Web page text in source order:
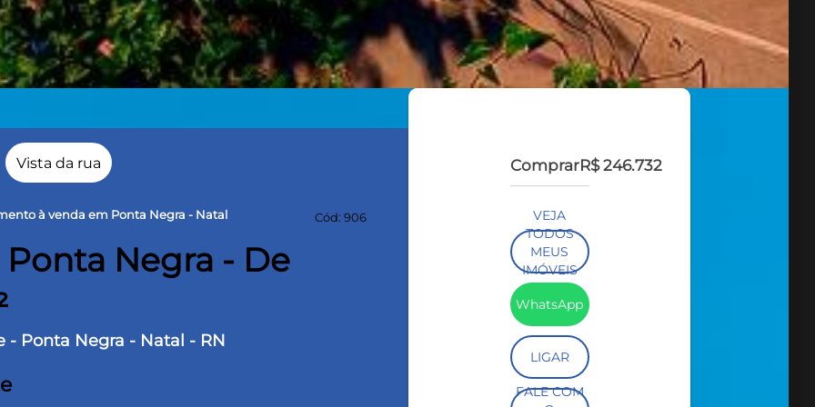
ComprarR$ 246.732
VEJA
TODOS
MEUS
IMÓVEIS
WhatsApp
LIGAR
FALE COM
Vista da rua
à venda em Ponta Negra - Natal Cód: 906
Negra - De
- Ponta Negra - Natal - RN